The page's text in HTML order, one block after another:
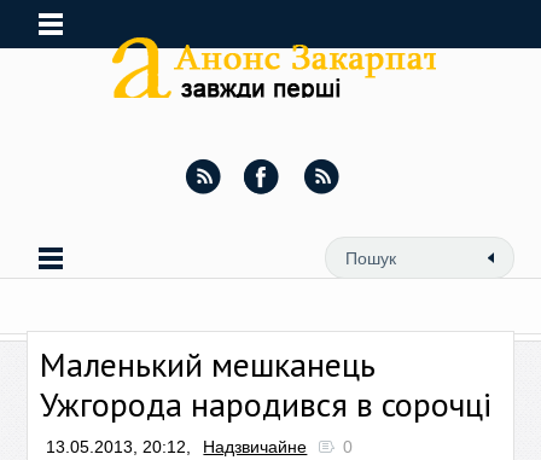
Маленький мешканець
Ужгорода народився в сорочці
13.05.2013, 20:12, Надзвичайне 0